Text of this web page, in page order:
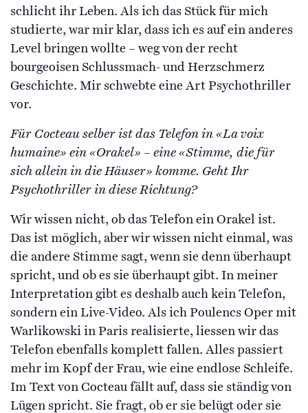
schlicht ihr Leben. Als ich das Stück für mich
studierte, war mir klar, dass ich es auf ein anderes
Level bringen wollte – weg von der recht
bourgeoisen Schlussmach- und Herzschmerz
Geschichte. Mir schwebte eine Art Psychothriller
vor.
Für Cocteau selber ist das Telefon in «La voix
humaine» ein «Orakel» – eine «Stimme, die für
sich allein in die Häuser» komme. Geht Ihr
Psychothriller in diese Richtung?
Wir wissen nicht, ob das Telefon ein Orakel ist.
Das ist möglich, aber wir wissen nicht einmal, was
die andere Stimme sagt, wenn sie denn überhaupt
spricht, und ob es sie überhaupt gibt. In meiner
Interpretation gibt es deshalb auch kein Telefon,
sondern ein Live-Video. Als ich Poulencs Oper mit
Warlikowski in Paris realisierte, liessen wir das
Telefon ebenfalls komplett fallen. Alles passiert
mehr im Kopf der Frau, wie eine endlose Schleife.
Im Text von Cocteau fällt auf, dass sie ständig von
Lügen spricht. Sie fragt, ob er sie belügt oder sie